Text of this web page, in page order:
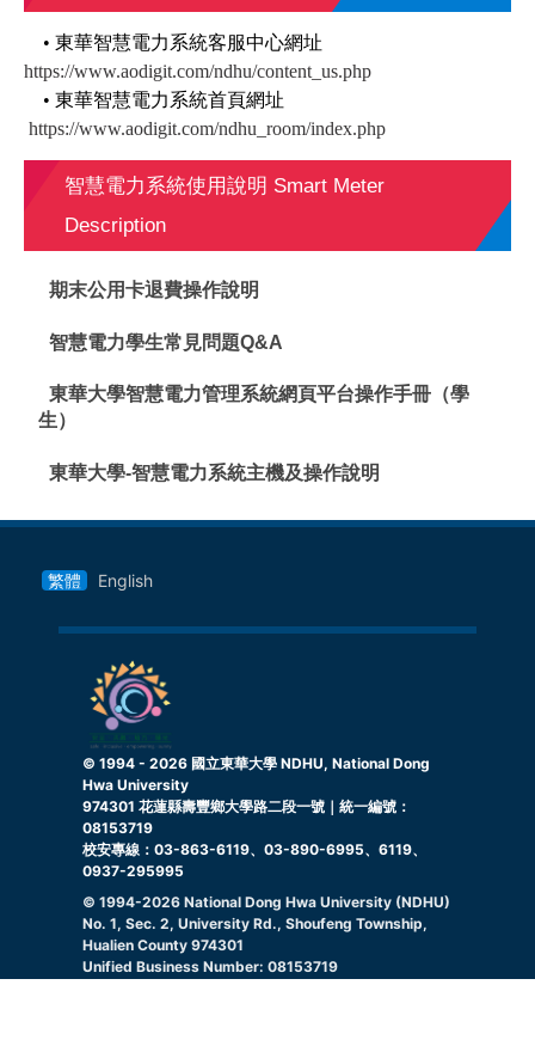
• 東華智慧電力系統客服中心網址
https://www.aodigit.com/ndhu/content_us.php
• 東華智慧電力系統首頁網址
https://www.aodigit.com/ndhu_ room/index.php
智慧電力系統使用說明 Smart Meter
Description
期末公用卡退費操作說明
智慧電力學生常見問題Q&A
東華大學智慧電力管理系統網頁平台操作手冊（學
生）
東華大學-智慧電力系統主機及操作說明
繁體 English
© 1994 - 2026 國立東華大學 NDHU, National Dong
Hwa University
974301 花蓮縣壽豐鄉大學路二段一號｜統一編號：
08153719
校安專線：03-863-6119、03-890-6995、6119、
0937-295995
© 1994-2026 National Dong Hwa University (NDHU)
No. 1, Sec. 2, University Rd., Shoufeng Township,
Hualien County 974301
Unified Business Number: 08153719